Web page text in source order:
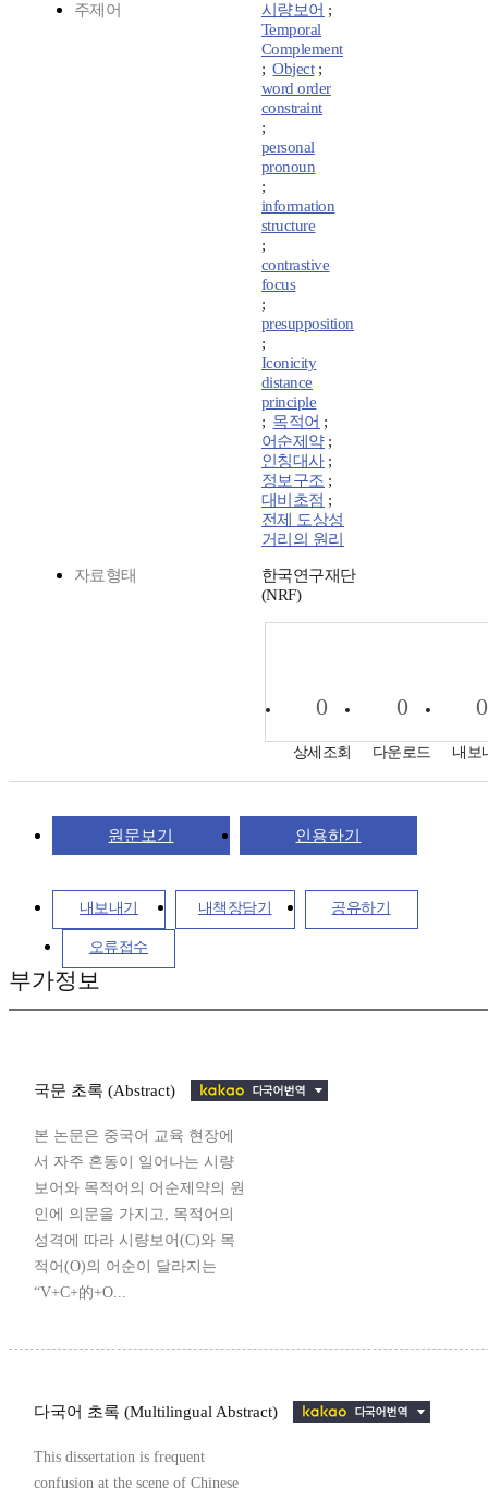
주제어 시량보어 ;
Temporal
Complement
;Object;
word order
constraint
;
personal
pronoun
;
information
structure
;
contrastive
focus
;
presupposition
;
Iconicity
distance
principle
; 목적어 ;
어순제약 ;
인칭대사 ;
정보구조 ;
대비초점 ;
전제 도상성
거리의 원리
자료형태
한국연구재단
(NRF)
0
상세조회
0
다운로드
0
내보
원문보기 인용하기
내보내기 내책장담기 공유하기
오류접수
부가정보
국문 초록 (Abstract)
본 논문은 중국어 교육 현장에
서 자주 혼동이 일어나는 시량
보어와 목적어의 어순제약의 원
인에 의문을 가지고, 목적어의
성격에 따라 시량보어(C)와 목
적어(O)의 어순이 달라지는
“V+C+的+O...
다국어 초록 (Multilingual Abstract)
This dissertation is frequent
confusion at the scene of Chinese